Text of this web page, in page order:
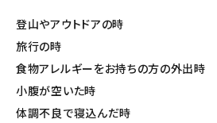
登山やアウトドアの時
旅行の時
食物アレルギーをお持ちの方の外出時
小腹が空いた時
体調不良で寝込んだ時